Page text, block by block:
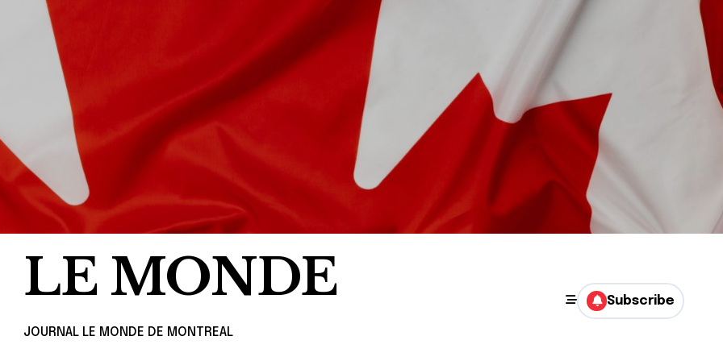
LE MONDE
JOURNAL LE MONDE DE MONTREAL
Subscribe